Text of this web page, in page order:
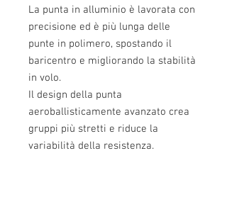
La punta in alluminio è lavorata con
precisione ed è più lunga delle
punte in polimero, spostando il
baricentro e migliorando la stabilità
in volo.
Il design della punta
aeroballisticamente avanzato crea
gruppi più stretti e riduce la
variabilità della resistenza.